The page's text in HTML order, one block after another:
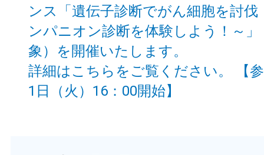
ンス「遺伝子診断でがん細胞を討伐
ンパニオン診断を体験しよう！～」
象）を開催いたします。
詳細はこちらをご覧ください。 【
1日（火）16：00開始】